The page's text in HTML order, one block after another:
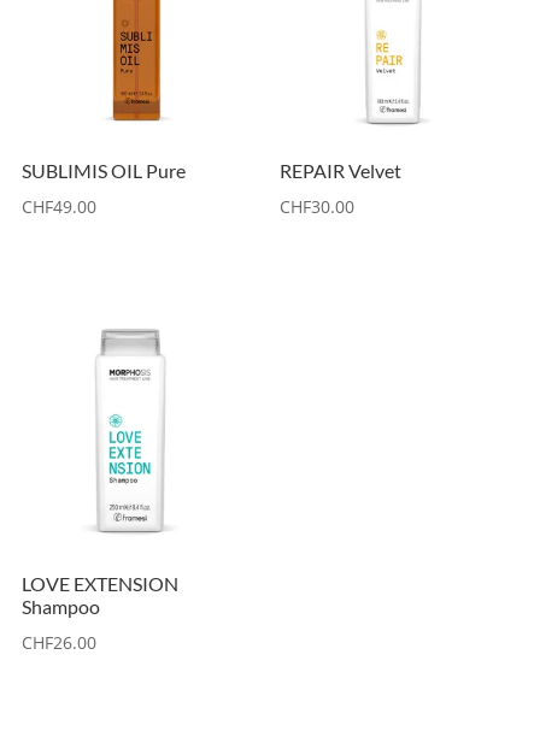
SUBLIMIS OIL Pure
CHF49.00
REPAIR Velvet
CHF30.00
LOVE EXTENSION
Shampoo
CHF26.00